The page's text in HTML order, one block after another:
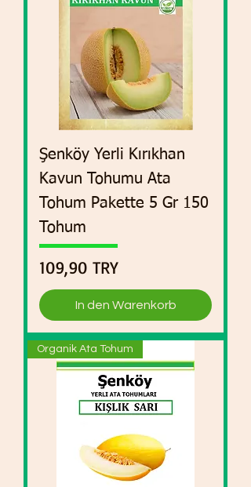
Şenköy Yerli Kırıkhan
Kavun Tohumu Ata
Tohum Pakette 5 Gr 150
Tohum
Preis
109,90 TRY
In den Warenkorb
Organik Ata Tohum